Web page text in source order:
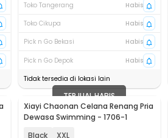
Toko Tangerang
Habis
Toko Cikupa
Habis
Pick n Go Bekasi
Habis
Pick n Go Depok
Habis
Tidak tersedia di lokasi lain
TERJUAL HABIS
Xiayi Chaonan Celana Renang Pria
Dewasa Swimming - 1706-1
Black
XXL